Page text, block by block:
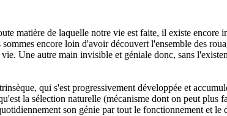
matière de laquelle notre vie est faite, il existe encore
encore loin d'avoir découvert l'ensemble des
Une autre main invisible et géniale donc, sans
qui s'est progressivement développée et
la sélection naturelle (mécanisme dont on peut plus
son génie par tout le fonctionnement et